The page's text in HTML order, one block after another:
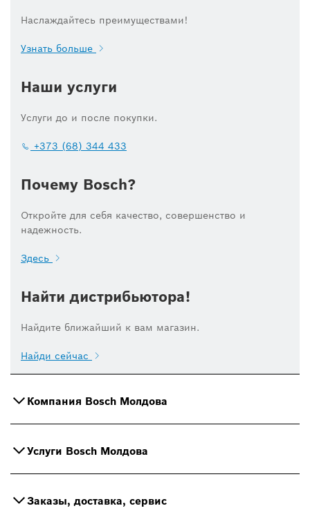
Наслаждайтесь преимуществами!
Узнать больше
Наши услуги
Услуги до и после покупки.
+373 (68) 344 433
Почему Bosch?
Откройте для себя качество, совершенство и
надежность.
Здесь
Найти дистрибьютора!
Найдите ближайший к вам магазин.
Найди сейчас
Компания Bosch Молдова
Услуги Bosch Молдова
Заказы, доставка, сервис